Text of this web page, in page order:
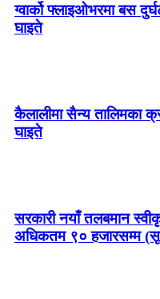
ग्वार्को फ्लाइओभरमा बस
घाइते
कैलालीमा सैन्य तालिमका
घाइते
सरकारी नयाँ तलबमान
अधिकतम ९० हजारसम्म